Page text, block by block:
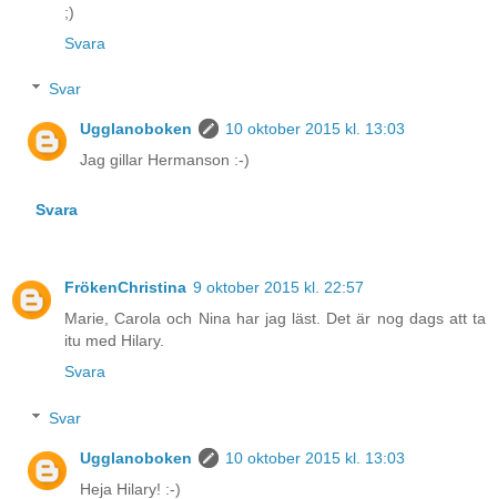
;)
Svara
Svar
Ugglanoboken
10 oktober 2015 kl. 13:03
Jag gillar Hermanson :-)
Svara
FrökenChristina 9 oktober 2015 kl. 22:57
Marie, Carola och Nina har jag läst. Det är nog dags att ta
itu med Hilary.
Svara
Svar
Ugglanoboken
10 oktober 2015 kl. 13:03
Heja Hilary! :-)